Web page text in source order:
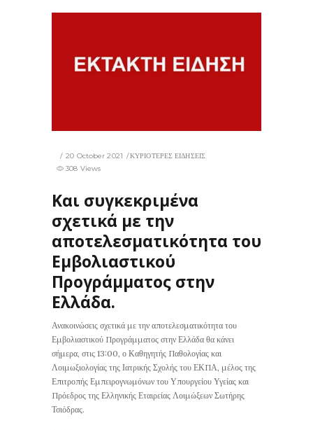
20 October 2021
ΚΥΡΙΟΤΕΡΕΣ ΕΙΔΗΣΕΙΣ
308 Views
Και συγκεκριμένα
σχετικά με την
αποτελεσματικότητα του
Εμβολιαστικού
Προγράμματος στην
Ελλάδα.
Ανακοινώσεις σχετικά με την αποτελεσματικότητα του
Εμβολιαστικού Προγράμματος στην Ελλάδα θα κάνει
σήμερα, στις 13:00, ο Καθηγητής Παθολογίας και
Λοιμωξιολογίας της Ιατρικής Σχολής του ΕΚΠΑ, μέλος της
Επιτροπής Εμπειρογνωμόνων του Υπουργείου Υγείας και
Πρόεδρος της Ελληνικής Εταιρείας Λοιμώξεων Σωτήρης
Τσιόδρας.